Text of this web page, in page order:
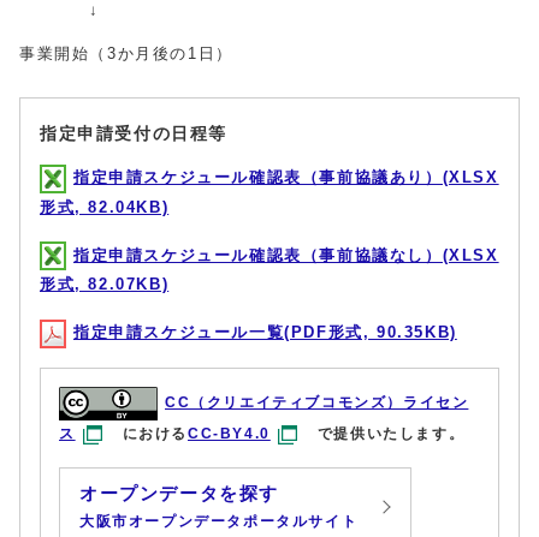
↓
事業開始（3か月後の1日）
指定申請受付の日程等
指定申請スケジュール確認表（事前協議あり）(XLSX
形式, 82.04KB)
指定申請スケジュール確認表（事前協議なし）(XLSX
形式, 82.07KB)
指定申請スケジュール一覧(PDF形式, 90.35KB)
CC（クリエイティブコモンズ）ライセン
ス
におけるCC-BY4.0 で提供いたします。
オープンデータを探す
大阪市オープンデータポータルサイト